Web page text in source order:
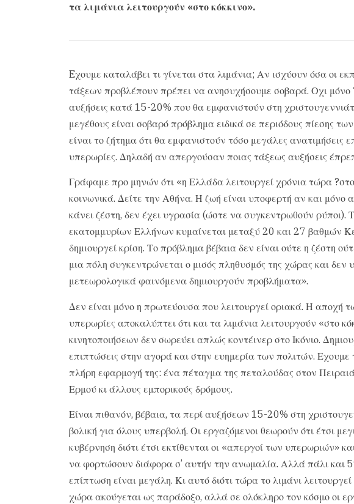
τα λιμάνια λειτουργούν «στο κόκκινο».
Eχουμε καταλάβει τι γίνεται στα λιμάνια; Αν ισχύουν όσα οι
τάξεων προβλέπουν πρέπει να ανησυχήσουμε σοβαρά. Οχι μόνο
αυξήσεις κατά 15-20% που θα εμφανιστούν στη
μεγέθους είναι σοβαρό πρόβλημα ειδικά σε περιόδους πίεσης
είναι το ζήτημα ότι θα εμφανιστούν τόσο μεγάλες ανατιμήσεις
υπερωρίες. Δηλαδή αν απεργούσαν ποιας τάξεως αυξήσεις
Γράφαμε προ μηνών ότι «η Ελλάδα λειτουργεί χρόνια τώρα ?στο
κοινωνικά. Δείτε την Αθήνα. Η ζωή είναι υποφερτή αν και μόνο
κάνει ζέστη, δεν έχει υγρασία (ώστε να συγκεντρωθούν ρύποι).
εκατομμυρίων Ελλήνων κυμαίνεται μεταξύ 20 και 27 βαθμών
δημιουργεί κρίση. Το πρόβλημα βέβαια δεν είναι ούτε η ζέστη
μια πόλη συγκεντρώνεται ο μισός πληθυσμός της χώρας και
μετεωρολογικά φαινόμενα δημιουργούν προβλήματα».
Δεν είναι μόνο η πρωτεύουσα που λειτουργεί οριακά. Η αποχή
υπερωρίες αποκαλύπτει ότι και τα λιμάνια λειτουργούν «στο
κινητοποιήσεων δεν σωρεύει απλώς κοντέινερ στο Ικόνιο.
επιπτώσεις στην αγορά και στην ευημερία των πολιτών. Εχουμε
πλήρη εφαρμογή της: ένα πέταγμα της πεταλούδας στον Πειραιά
Ερμού κι άλλους εμπορικούς δρόμους.
Είναι πιθανόν, βέβαια, τα περί αυξήσεων 15-20% στη
βολική για όλους υπερβολή. Οι εργαζόμενοι θεωρούν ότι έτσι
κυβέρνηση διότι έτσι εκτίθενται οι «απεργοί των υπερωριών»
να φορτώσουν διάφορα σ’ αυτήν την ανωμαλία. Αλλά πάλι και
επίπτωση είναι μεγάλη. Κι αυτό διότι τώρα το λιμάνι
χώρα ακούγεται ως παράδοξο, αλλά σε ολόκληρο τον κόσμο οι